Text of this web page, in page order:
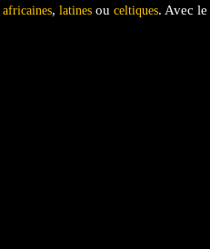
africaines, latines ou celtiques. Avec le